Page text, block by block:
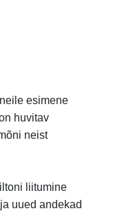
esimene
huvitav
neist
liitumine
uued andekad